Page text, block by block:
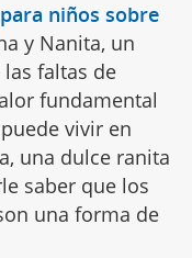
niños sobre
y Nanita, un
faltas de
fundamental
vivir en
una dulce ranita
saber que los
una forma de